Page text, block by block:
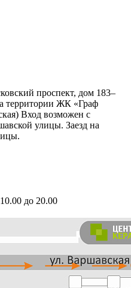
проспект, дом 183–
территории ЖК «Граф
Вход возможен с
улицы. Заезд на
до 20.00